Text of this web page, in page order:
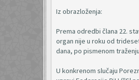
Iz obrazloženja:
Prema odredbi člana 22.
organ nije u roku od
dana, po pismenom
U konkrenom slučaju